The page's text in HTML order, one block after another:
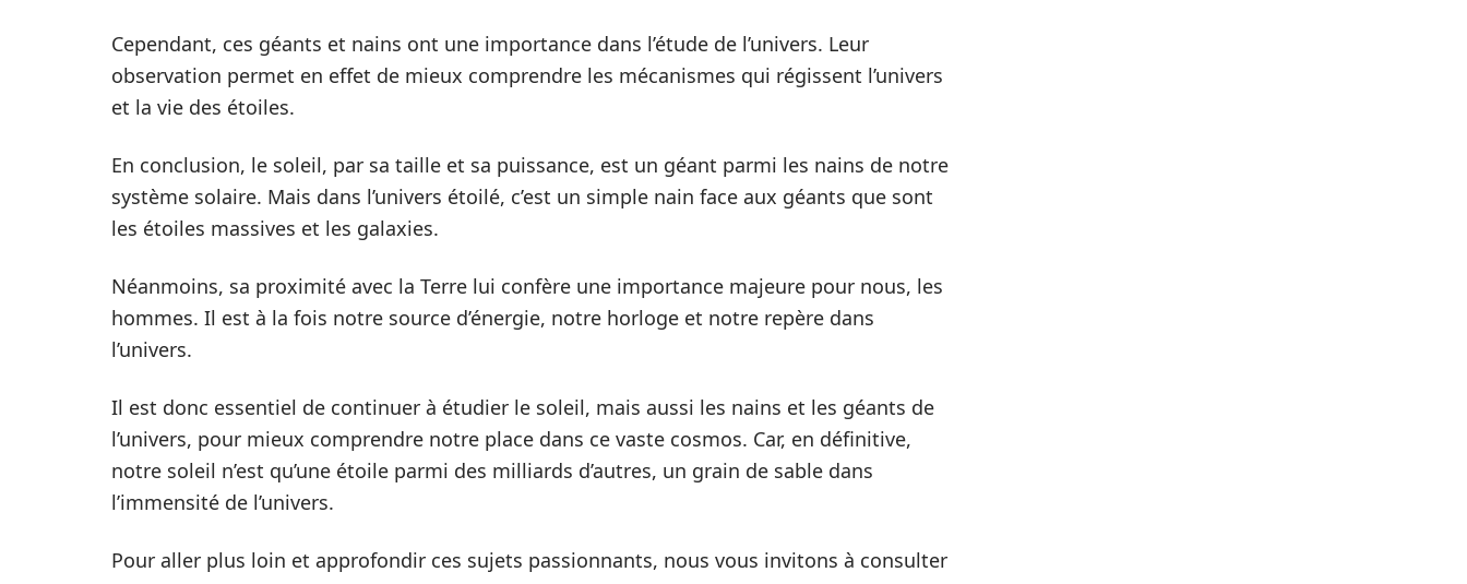
Cependant, ces géants et nains ont une importance dans l’étude de l’univers. Leur
observation permet en effet de mieux comprendre les mécanismes qui régissent l’univers
et la vie des étoiles.
En conclusion, le soleil, par sa taille et sa puissance, est un géant parmi les nains de notre
système solaire. Mais dans l’univers étoilé, c’est un simple nain face aux géants que sont
les étoiles massives et les galaxies.
Néanmoins, sa proximité avec la Terre lui confère une importance majeure pour nous, les
hommes. Il est à la fois notre source d’énergie, notre horloge et notre repère dans
l’univers.
Il est donc essentiel de continuer à étudier le soleil, mais aussi les nains et les géants de
l’univers, pour mieux comprendre notre place dans ce vaste cosmos. Car, en définitive,
notre soleil n’est qu’une étoile parmi des milliards d’autres, un grain de sable dans
l’immensité de l’univers.
Pour aller plus loin et approfondir ces sujets passionnants, nous vous invitons à consulter